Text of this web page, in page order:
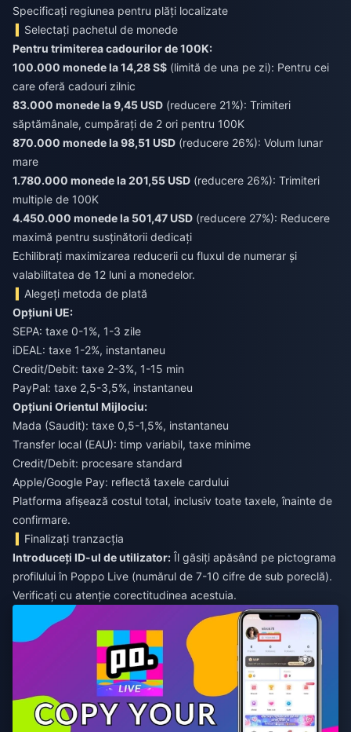
Specificați regiunea pentru plăți localizate
Selectați pachetul de monede
Pentru trimiterea cadourilor de 100K:
100.000 monede la 14,28 S$ (limită de una pe zi): Pentru cei
care oferă cadouri zilnic
83.000 monede la 9,45 USD (reducere 21%): Trimiteri
săptămânale, cumpărați de 2 ori pentru 100K
870.000 monede la 98,51 USD (reducere 26%): Volum lunar
mare
1.780.000 monede la 201,55 USD (reducere 26%): Trimiteri
multiple de 100K
4.450.000 monede la 501,47 USD (reducere 27%): Reducere
maximă pentru susținătorii dedicați
Echilibrați maximizarea reducerii cu fluxul de numerar și
valabilitatea de 12 luni a monedelor.
Alegeți metoda de plată
Opțiuni UE:
SEPA: taxe 0-1%, 1-3 zile
iDEAL: taxe 1-2%, instantaneu
Credit/Debit: taxe 2-3%, 1-15 min
PayPal: taxe 2,5-3,5%, instantaneu
Opțiuni Orientul Mijlociu:
Mada (Saudit): taxe 0,5-1,5%, instantaneu
Transfer local (EAU): timp variabil, taxe minime
Credit/Debit: procesare standard
Apple/Google Pay: reflectă taxele cardului
Platforma afișează costul total, inclusiv toate taxele, înainte de
confirmare.
Finalizați tranzacția
Introduceți ID-ul de utilizator: Îl găsiți apăsând pe pictograma
profilului în Poppo Live (numărul de 7-10 cifre de sub poreclă).
Verificați cu atenție corectitudinea acestuia.